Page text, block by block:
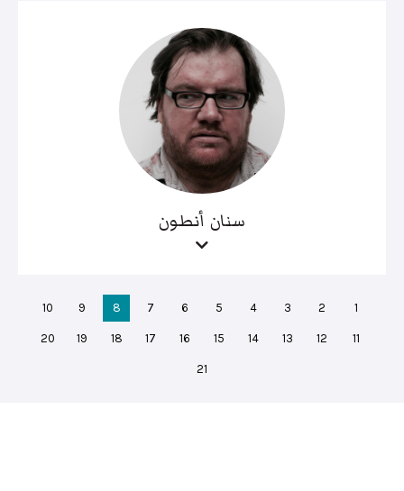
سنان أنطون
1
2
3
4
5
6
7
8
9
10
11
12
13
14
15
16
17
18
19
20
21